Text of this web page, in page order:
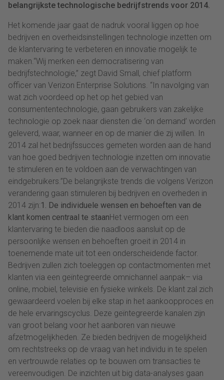
belangrijkste technologische bedrijfstrends voor 2014.
Het komende jaar gaat de nadruk vooral liggen op hoe
bedrijven en overheidsinstellingen technologie inzetten om
de klantervaring te verbeteren en innovatie mogelijk te
maken.“Wij merken een democratisering van
bedrijfstechnologie,” zegt David Small, chief platform
officer van Verizon Enterprise Solutions. “In navolging van
wat zich voordeed op het op het gebied van
consumententechnologie, gaan gebruikers van zakelijke
technologie op zoek naar diensten die ‘on demand’ worden
geleverd, waar, wanneer en op de manier die zij willen. In
2014 zal het bedrijfssucces gemeten worden aan de hand
van hoe goed bedrijven technologie inzetten om innovatie
te stimuleren en te voldoen aan de verwachtingen van
eindgebruikers.”De belangrijkste trends die volgens Verizon
verandering gaan stimuleren bij bedrijven en overheden in
2014 zijn:1. De individuele wensen en behoeften van de
klant komen centraal te staanHet vermogen om een
klantervaring te bieden die naadloos aansluit op de
persoonlijke wensen en behoeften groeit in 2014 in
toenemende mate uit tot een onderscheidende factor.
Bedrijven zullen zich toeleggen op contactmomenten met
klanten via een geïntegreerde omnichannel aanpak– via
online, mobiel, televisie en fysieke winkels. De klant zal zich
gewaardeerd voelen bij elke stap in het aankoopproces en
de hele ervaringscyclus. Deze geïntegreerde kanalen zijn
van groot belang voor het aanboren van nieuwe
afzetmogelijkheden. Ze bieden bedrijven de mogelijkheid
om rechtstreeks op de vraag van het individu in te spelen
en vertrouwde relaties op te bouwen om transacties te
vereenvoudigen. De inzichten uit big data-analyses gaan